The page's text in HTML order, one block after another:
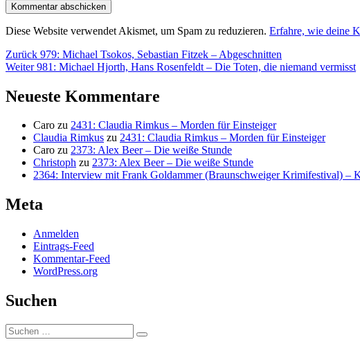
Diese Website verwendet Akismet, um Spam zu reduzieren. Erfahre, wie deine
Beitragsnavigation
Zurück Vorheriger
Beitrag:
979: Michael Tsokos, Sebastian Fitzek – Abgeschnitten
Weiter Nächster
981: Michael Hjorth, Hans Rosenfeldt – Die Toten, die niemand vermisst
Neueste Kommentare
Caro zu 2431: Claudia Rimkus – Morden für Einsteiger
Claudia Rimkus zu 2431: Claudia Rimkus – Morden für Einsteiger
Caro zu 2373: Alex Beer – Die weiße Stunde
Christoph zu 2373: Alex Beer – Die weiße Stunde
2364: Interview mit Frank Goldammer (Braunschweiger Krimifestival) –
Meta
Anmelden
Eintrags-Feed
Kommentar-Feed
WordPress.org
Suchen
Suchen
nach:
Suchen